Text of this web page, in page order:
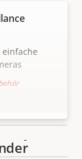
-
einfache